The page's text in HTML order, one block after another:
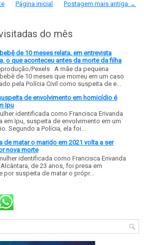
Postagem mais antiga →
Página inicial
do mês
de 10 meses relata, em entrevista
o que aconteceu antes da morte da filha
Pexels A mãe da pequena
de 10 meses que morreu em um caso
pela Polícia Civil como suspeita de e...
de envolvimento em homicídio é
Ipu
identificada como Francisca Erivanda
em Ipu, suspeita de envolvimento em um
Segundo a Polícia, ela foi...
de matar o marido em 2021 volta a ser
nova morte
identificada como Francisca Erivanda
de 23 anos, foi presa em
por suspeita de matar o própr...